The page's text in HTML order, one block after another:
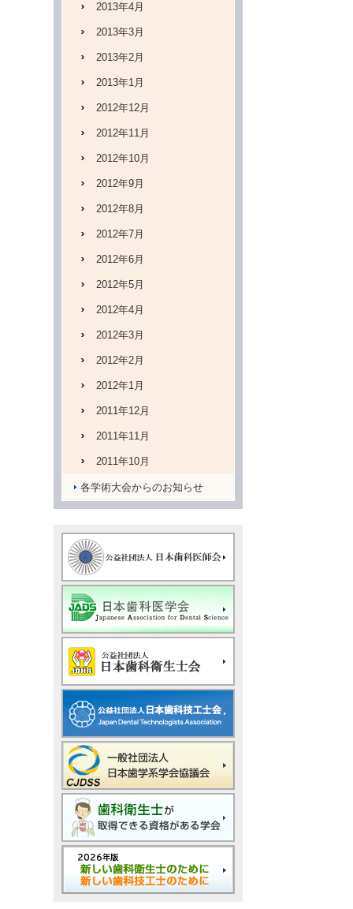
2013年4月
2013年3月
2013年2月
2013年1月
2012年12月
2012年11月
2012年10月
2012年9月
2012年8月
2012年7月
2012年6月
2012年5月
2012年4月
2012年3月
2012年2月
2012年1月
2011年12月
2011年11月
2011年10月
各学術大会からのお知らせ